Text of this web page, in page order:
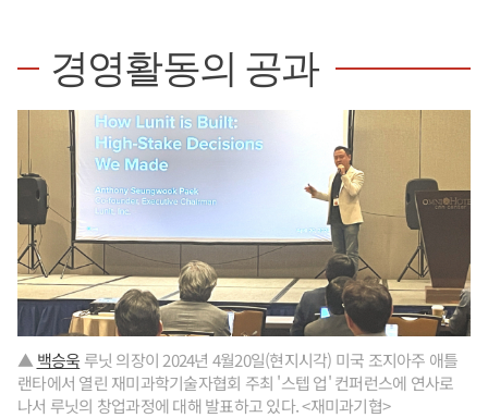
경영활동의 공과
▲ 백승욱 루닛 의장이 2024년 4월20일(현지시각) 미국 조지아주 애틀
랜타에서 열린 재미과학기술자협회 주최 '스텝 업' 컨퍼런스에 연사로
나서 루닛의 창업과정에 대해 발표하고 있다. <재미과기협>